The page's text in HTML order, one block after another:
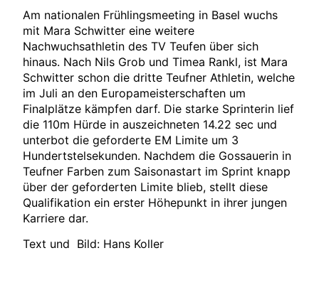
Am nationalen Frühlingsmeeting in Basel wuchs
mit Mara Schwitter eine weitere
Nachwuchsathletin desTV Teufen über sich
hinaus. Nach Nils Grob und Timea Rankl, ist Mara
Schwitter schon die dritteTeufner Athletin, welche
im Juli an den Europameisterschaften um
Finalplätze kämpfen darf. Die starke Sprinterin lief
die 110m Hürde in auszeichneten 14.22 sec und
unterbot die geforderte EM Limite um 3
Hundertstelsekunden. Nachdem die Gossauerin in
Teufner Farben zum Saisonastart im Sprint knapp
über der geforderten Limite blieb, stellt diese
Qualifikation ein erster Höhepunkt in ihrer jungen
Karriere dar.
Text und Bild: Hans Koller